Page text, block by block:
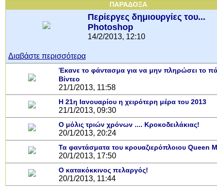
ΠΑΡΑΔΟΞΑ
Περίεργες δημιουργίες του...
Photoshop
14/2/2013, 12:10
Διαβάστε περισσότερα
Έκανε το φάντασμα για να μην πληρώσει το
Βίντεο
21/1/2013, 11:58
Η 21η Ιανουαρίου η χειρότερη μέρα του 2013
21/1/2013, 09:30
Ο μόλις τριών χρόνων .... Κροκοδειλάκιας!
20/1/2013, 20:24
Τα φαντάσματα του κρουαζιερόπλοιου Queen
20/1/2013, 17:50
Ο κατακόκκινος πελαργός!
20/1/2013, 11:44